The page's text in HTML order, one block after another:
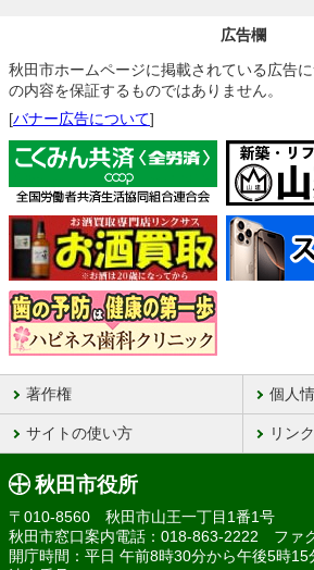
広告欄
秋田市ホームページに掲載されている広告
の内容を保証するものではありません。
[バナー広告について]
著作権 個人
サイトの使い方 リン
秋田市役所
〒010-8560 秋田市山王一丁目1番1号
秋田市窓口案内電話：018-863-2222 ファ
開庁時間：平日 午前8時30分から午後5時15